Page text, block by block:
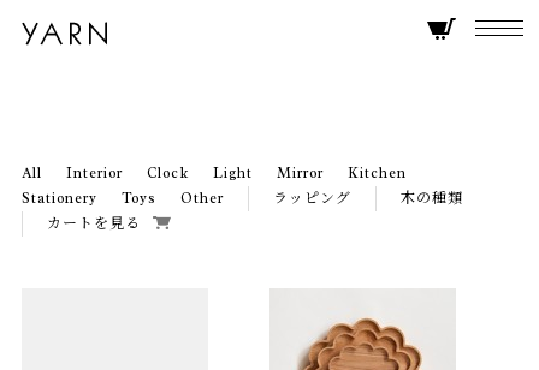
All Interior Clock Light Mirror
Kitchen
Stationery
Toys Other ラッピング
木の種類
カートを見る